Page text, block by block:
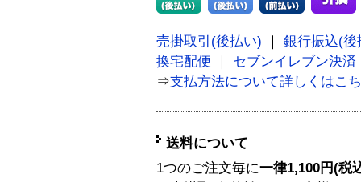
売掛取引(後払い)
銀行振込(後
換宅配便
セブンイレブン決済
⇒支払方法について詳しくはこ
送料について
1つのご注文毎に一律1,100円(税